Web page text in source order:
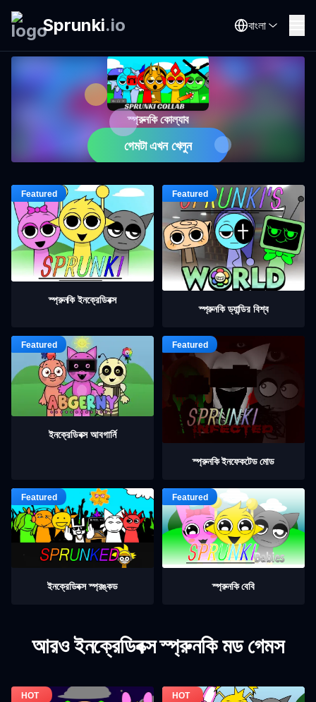
Sprunki.io বাংলা
স্প্রুনকি কোল্যাব
গেমটা এখন খেলুন
স্প্রুনকি ইনক্রেডিবক্স
স্প্রুনকি ড্যান্ডির বিশ্ব
ইনক্রেডিবক্স আবগার্নি
স্প্রুনকি ইনফেকটেড মোড
ইনক্রেডিবক্স স্প্রঙ্কড স্প্রুনকি বেবি
আরও ইনক্রেডিবক্স স্প্রুনকি মড গেমস